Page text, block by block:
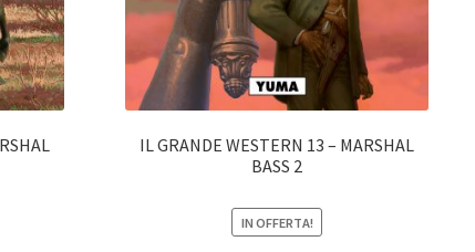
IL GRANDE WESTERN 13 – MARSHAL
BASS 2
IN OFFERTA!